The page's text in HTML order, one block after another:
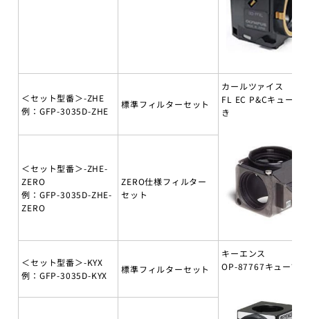
＜セット型番＞-ZHE
例：GFP-3035D-ZHE
標準フィルターセット
カールツァイス
FL EC P&Cキューブ
き
＜セット型番＞-ZHE-
ZERO
例：GFP-3035D-ZHE-
ZERO
ZERO仕様フィルター
セット
＜セット型番＞-KYX
例：GFP-3035D-KYX
標準フィルターセット
キーエンス
OP-87767キューブ付